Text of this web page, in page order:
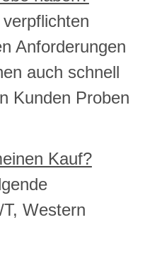
Anforderungen
auch schnell
Kunden Proben
Kauf?
Western